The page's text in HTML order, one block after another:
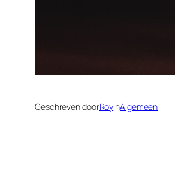
Geschreven doorRoyinAlgemeen